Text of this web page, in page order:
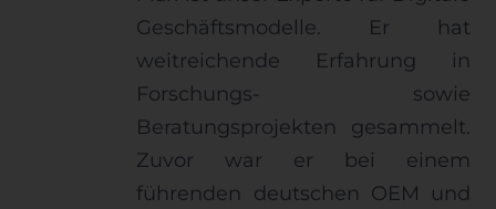
Geschäftsmodelle. Er hat
weitreichende Erfahrung in
Forschungs- sowie
Beratungsprojekten gesammelt.
Zuvor war er bei einem
führenden deutschen OEM und